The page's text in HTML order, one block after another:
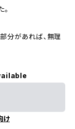
分があれば、無理
け